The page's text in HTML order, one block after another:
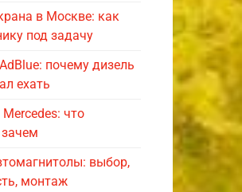
в Москве: как
под задачу
почему дизель
ехать
что
выбор,
монтаж